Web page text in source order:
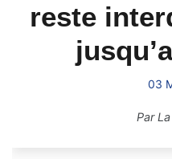
reste
03
Par